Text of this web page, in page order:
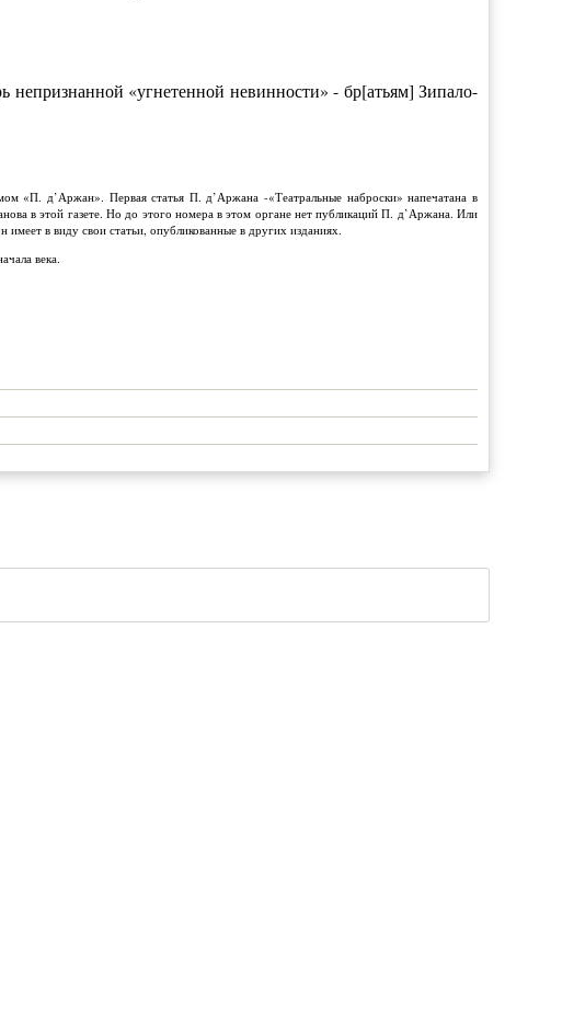
непризнанной «угнетенной невинности» - бр[атьям] Зипало-
«П. д’Аржан». Первая статья П. д’Аржана -«Театральные наброски» напечатана в
в этой газете. Но до этого номера в этом органе нет публикаций П. д’Аржана. Или
в виду свои статьи, опубликованные в других изданиях.
века.